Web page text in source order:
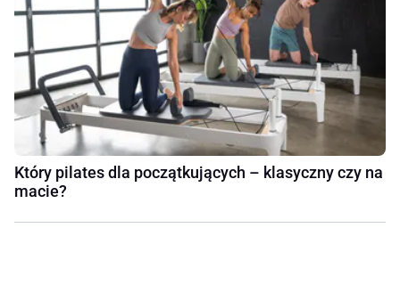
Który pilates dla początkujących – klasyczny czy na
macie?